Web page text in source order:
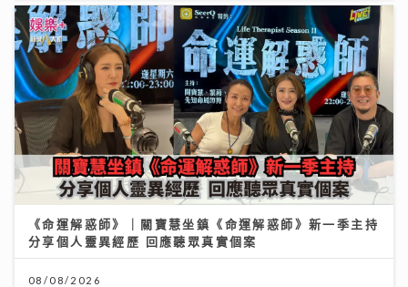
《命運解惑師》｜關寶慧坐鎮《命運解惑師》新一季主持
分享個人靈異經歷 回應聽眾真實個案
08/08/2026